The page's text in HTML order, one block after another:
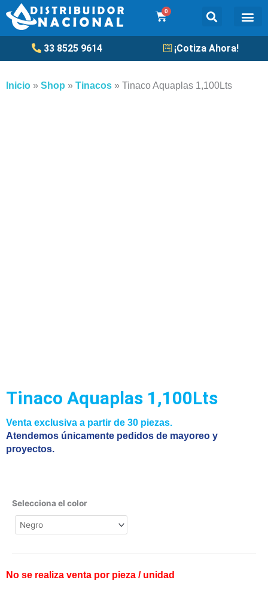
al
contenido
0
Cart
33 8525 9614 ¡Cotiza Ahora!
Inicio » Shop » Tinacos » Tinaco Aquaplas 1,100Lts
Tinaco Aquaplas 1,100Lts
Venta exclusiva a partir de 30 piezas.
Atendemos únicamente pedidos de mayoreo y
proyectos.
Selecciona el color
No se realiza venta por pieza / unidad